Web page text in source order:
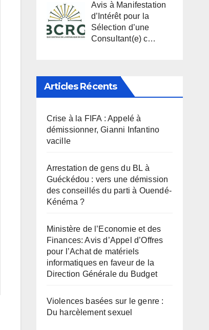
Avis à Manifestation
d’Intérêt pour la
Sélection d’une
Consultant(e) c…
Articles Récents
Crise à la FIFA : Appelé à
démissionner, Gianni Infantino
vacille
Arrestation de gens du BL à
Guéckédou : vers une démission
des conseillés du parti à Ouendé-
Kénéma ?
Ministère de l’Economie et des
Finances: Avis d’Appel d’Offres
pour l’Achat de matériels
informatiques en faveur de la
Direction Générale du Budget
Violences basées sur le genre :
Du harcèlement sexuel